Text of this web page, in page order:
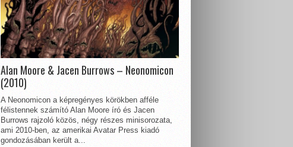
Alan Moore & Jacen Burrows – Neonomicon
(2010)
A Neonomicon a képregényes körökben afféle
félistennek számító Alan Moore író és Jacen
Burrows rajzoló közös, négy részes minisorozata,
ami 2010-ben, az amerikai Avatar Press kiadó
gondozásában került a...